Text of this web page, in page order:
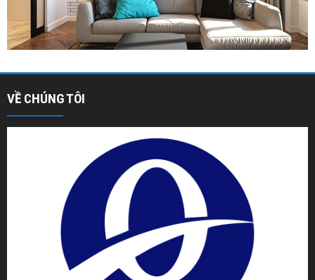
VỀ CHÚNG TÔI